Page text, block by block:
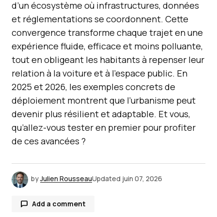
d’un écosystème où infrastructures, données
et réglementations se coordonnent. Cette
convergence transforme chaque trajet en une
expérience fluide, efficace et moins polluante,
tout en obligeant les habitants à repenser leur
relation à la voiture et à l’espace public. En
2025 et 2026, les exemples concrets de
déploiement montrent que l’urbanisme peut
devenir plus résilient et adaptable. Et vous,
qu’allez-vous tester en premier pour profiter
de ces avancées ?
byJulien RousseauUpdated juin 07, 2026
Add a comment